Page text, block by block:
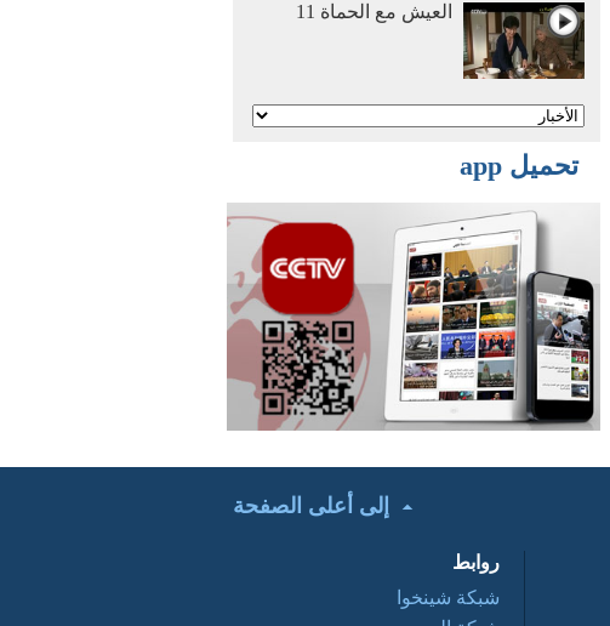
العيش مع الحماة 11
أنا وأمي نتزوج معا 1
أفلام وثائقية: عصر
الهجرة العظمي 2016
03 29
تحت الأضواء: التعاون
تحميل app
إلى أعلى الصفحة
روابط
شبكة شينخوا